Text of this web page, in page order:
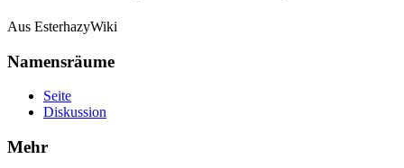
Aus EsterhazyWiki
Namensräume
Seite
Diskussion
Mehr